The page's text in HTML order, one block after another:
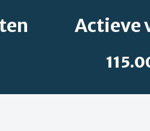
Actieve